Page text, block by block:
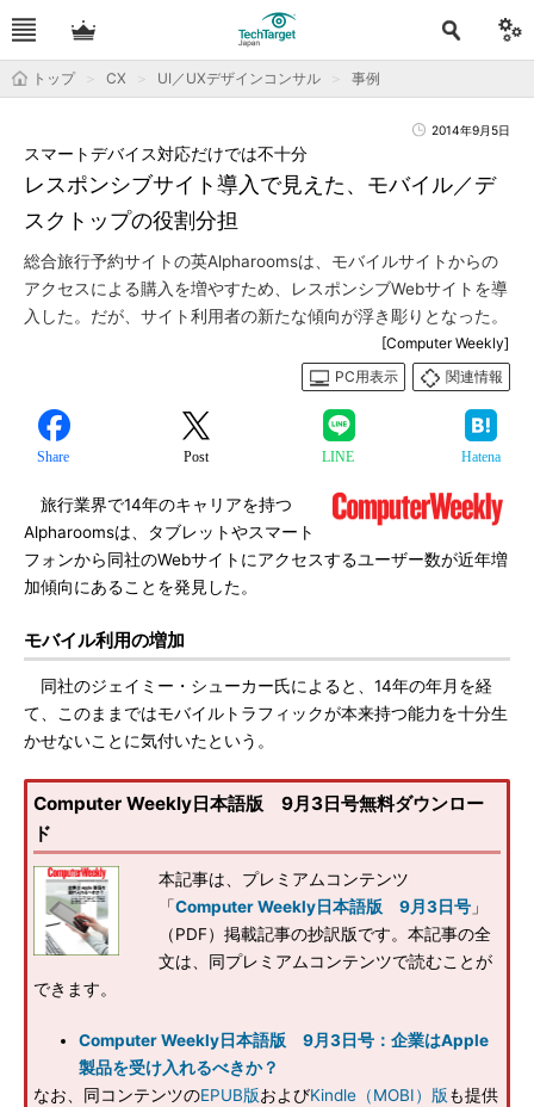
トップ CX UI／UXデザインコンサル 事例
2014年9月5日
レスポンシブサイト導入で見えた、モバイル／デ
スクトップの役割分担
スマートデバイス対応だけでは不十分
総合旅行予約サイトの英Alpharoomsは、モバイルサイトからの
アクセスによる購入を増やすため、レスポンシブWebサイトを導
入した。だが、サイト利用者の新たな傾向が浮き彫りとなった。
[Computer Weekly]
PC用表示
関連情報
Share Post LINE Hatena
旅行業界で14年のキャリアを持つ
Alpharoomsは、タブレットやスマート
フォンから同社のWebサイトにアクセスするユーザー数が近年増
加傾向にあることを発見した。
モバイル利用の増加
同社のジェイミー・シューカー氏によると、14年の年月を経
て、このままではモバイルトラフィックが本来持つ能力を十分生
かせないことに気付いたという。
Computer Weekly日本語版 9月3日号無料ダウンロー
ド
本記事は、プレミアムコンテンツ
「Computer Weekly日本語版 9月3日号 」
（PDF）掲載記事の抄訳版です。本記事の全
文は、同プレミアムコンテンツで読むことが
できます。
Computer Weekly日本語版 9月3日号：企業はApple
製品を受け入れるべきか？
なお、同コンテンツのEPUB版およびKindle（MOBI）版も提供